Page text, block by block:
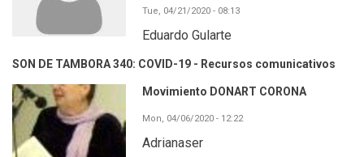
Tue, 04/21/2020 - 08:13
Eduardo Gularte
SON DE TAMBORA 340: COVID-19 - Recursos comunicativos
Movimiento DONART CORONA
Mon, 04/06/2020 - 12:22
Adrianaser